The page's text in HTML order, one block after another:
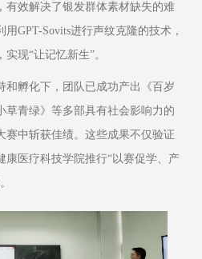
有效解决了银发群体素材缺失的难
GPT-Sovits进行声纹克隆的技术，
现“让记忆新生”。
和孵化下，团队已成功产出《百岁
草青绿》等多部具有社会影响力的
赛中斩获佳绩。这些成果不仅验证
康医疗科技学院推行“以赛促学、产